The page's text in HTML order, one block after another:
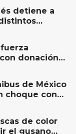
detiene a
donación
Amarilla para
de México
choque con
del Río
de color
el gusano